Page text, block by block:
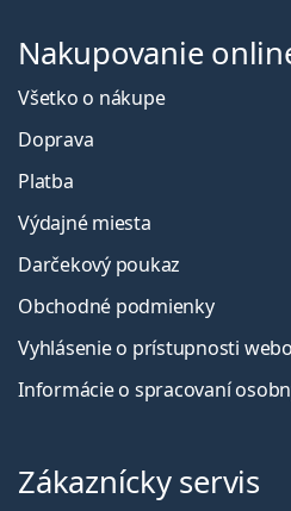
Nakupovanie
Všetko o nákupe
Doprava
Platba
Výdajné miesta
Darčekový poukaz
Obchodné podmienky
Vyhlásenie o prístupnosti
Informácie o spracovaní
Zákaznícky servis